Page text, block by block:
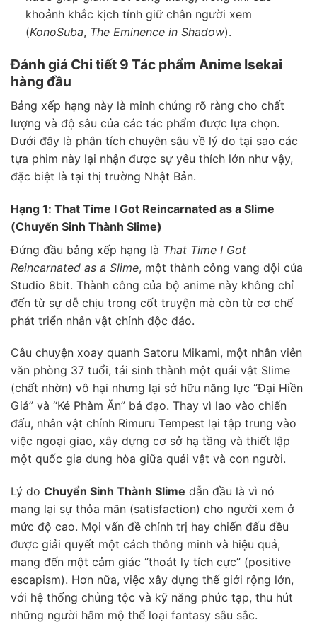
khoảnh khắc kịch tính giữ chân người xem
(KonoSuba, The Eminence in Shadow).
Đánh giá Chi tiết 9 Tác phẩm Anime Isekai
hàng đầu
Bảng xếp hạng này là minh chứng rõ ràng cho chất
lượng và độ sâu của các tác phẩm được lựa chọn.
Dưới đây là phân tích chuyên sâu về lý do tại sao các
tựa phim này lại nhận được sự yêu thích lớn như vậy,
đặc biệt là tại thị trường Nhật Bản.
Hạng 1: That Time I Got Reincarnated as a Slime
(Chuyển Sinh Thành Slime)
Đứng đầu bảng xếp hạng là That Time I Got
Reincarnated as a Slime, một thành công vang dội của
Studio 8bit. Thành công của bộ anime này không chỉ
đến từ sự dễ chịu trong cốt truyện mà còn từ cơ chế
phát triển nhân vật chính độc đáo.
Câu chuyện xoay quanh Satoru Mikami, một nhân viên
văn phòng 37 tuổi, tái sinh thành một quái vật Slime
(chất nhờn) vô hại nhưng lại sở hữu năng lực “Đại Hiền
Giả” và “Kẻ Phàm Ăn” bá đạo. Thay vì lao vào chiến
đấu, nhân vật chính Rimuru Tempest lại tập trung vào
việc ngoại giao, xây dựng cơ sở hạ tầng và thiết lập
một quốc gia dung hòa giữa quái vật và con người.
Lý do Chuyển Sinh Thành Slime dẫn đầu là vì nó
mang lại sự thỏa mãn (satisfaction) cho người xem ở
mức độ cao. Mọi vấn đề chính trị hay chiến đấu đều
được giải quyết một cách thông minh và hiệu quả,
mang đến một cảm giác “thoát ly tích cực” (positive
escapism). Hơn nữa, việc xây dựng thế giới rộng lớn,
với hệ thống chủng tộc và kỹ năng phức tạp, thu hút
những người hâm mộ thể loại fantasy sâu sắc.